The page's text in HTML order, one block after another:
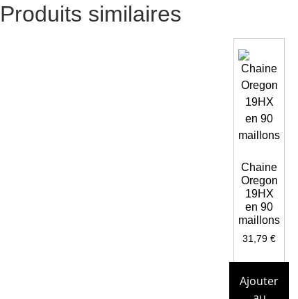
Produits similaires
Chaine
Oregon
19HX
en 90
maillons
31,79€
Ajouter